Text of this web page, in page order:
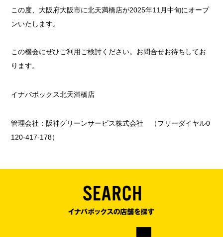
この度、大阪府大阪市に北天満橋店が2025年11月中旬にオープ
ンいたします。
この機会にぜひご利用ご検討ください。お問合せお待ちしてお
ります。
イナバボックス北天満橋店
管理会社：阪神グリーンサービス株式会社 （フリーダイヤル0
120-417-178）